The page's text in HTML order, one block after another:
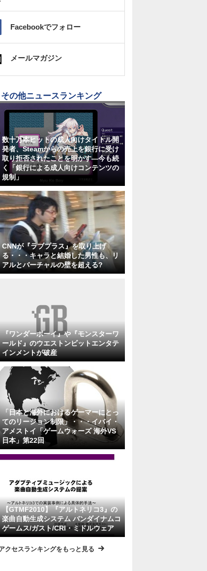
Facebookでフォロー
メールマガジン
その他ニュースランキング
数十万本ヒットの成人向けタイトル開
発者、Steamからの売上を銀行に受け
取り拒否されたことを明かす―今も続
く「銀行による成人向けコンテンツの
規制」
CNNが『ラブプラス』を取り上げ
る・・・キャラと結婚した男性も、リ
アルとバーチャルの壁を超える?
『ワンダーボーイ』や『モンスターワ
ールド』のウエストンビットエンタテ
インメントが破産
「日本と海外におけるゲーマーにとっ
てのリージョン制限」・・・イバイ・
アメストイ「ゲームウォーズ 海外VS
日本」第22回
【GTMF2010】『アルトネリコ3』の
楽曲自動生成システム バンダイナムコ
ゲームス/ガスト/CRI・ミドルウェア
クセスランキングをもっと見る